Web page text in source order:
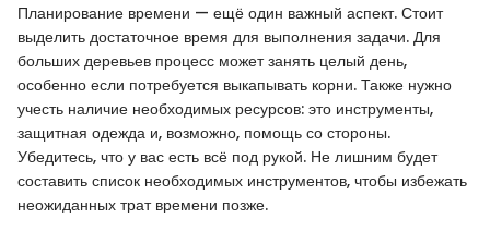
Планирование времени — ещё один важный аспект. Стоит
выделить достаточное время для выполнения задачи. Для
больших деревьев процесс может занять целый день,
особенно если потребуется выкапывать корни. Также нужно
учесть наличие необходимых ресурсов: это инструменты,
защитная одежда и, возможно, помощь со стороны.
Убедитесь, что у вас есть всё под рукой. Не лишним будет
составить список необходимых инструментов, чтобы избежать
неожиданных трат времени позже.